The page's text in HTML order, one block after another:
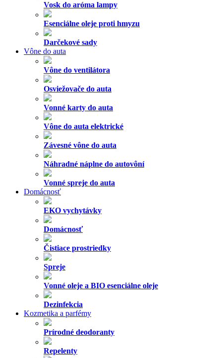
Čistiace prostriedky
Spreje
Vonné oleje a BIO esenciálne oleje
Dezinfekcia
Kozmetika a parfémy
Prírodné deodoranty
Repelenty
Parfémy
Soli do kúpeľa a šumivé bomby
Sprchové gély
Krémy, Oleje a Balzamy
Masky a peelingy
Pleťové vody a hydroláty
Mydlá
Šampóny a starostlivosť o vlasy
Doplnky a príslušenstvo
Darčekové sady
Doprava ZDARMA
40€.Platí pre GLS boxy, Parcel